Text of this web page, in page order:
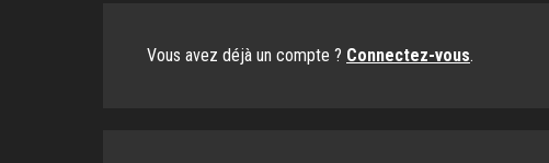
Vous avez déjà un compte ? Connectez-vous.